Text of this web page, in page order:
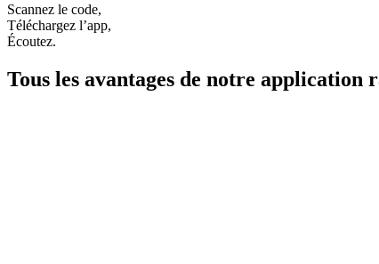
Scannez le code,
Téléchargez l’app,
Écoutez.
Tous les avantages de notre application